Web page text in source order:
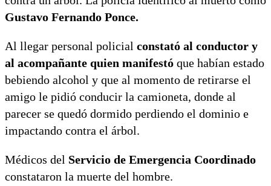
Gustavo Fernando Ponce.
Al llegar personal policial constató al conductor y
al acompañante quien manifestó que habían estado
bebiendo alcohol y que al momento de retirarse el
amigo le pidió conducir la camioneta, donde al
parecer se quedó dormido perdiendo el dominio e
impactando contra el árbol.
Médicos del Servicio de Emergencia Coordinado
constataron la muerte del hombre.